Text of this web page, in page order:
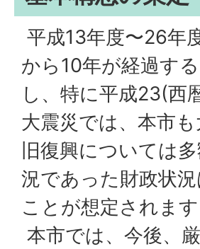
平成13年度〜26年
から10年が経過す
し、特に平成23(西
大震災では、本市
旧復興については
況であった財政状
ことが想定されます
本市では、今後、